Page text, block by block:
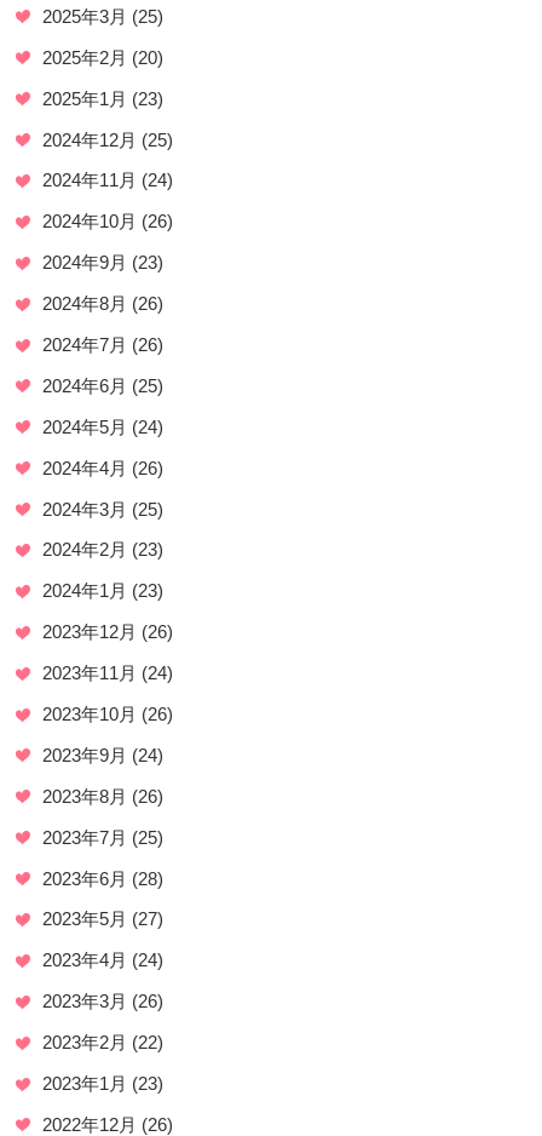
2025年3月 (25)
2025年2月 (20)
2025年1月 (23)
2024年12月 (25)
2024年11月 (24)
2024年10月 (26)
2024年9月 (23)
2024年8月 (26)
2024年7月 (26)
2024年6月 (25)
2024年5月 (24)
2024年4月 (26)
2024年3月 (25)
2024年2月 (23)
2024年1月 (23)
2023年12月 (26)
2023年11月 (24)
2023年10月 (26)
2023年9月 (24)
2023年8月 (26)
2023年7月 (25)
2023年6月 (28)
2023年5月 (27)
2023年4月 (24)
2023年3月 (26)
2023年2月 (22)
2023年1月 (23)
2022年12月 (26)